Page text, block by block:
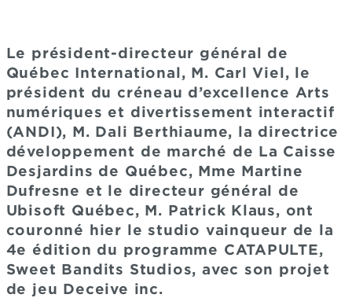
Le président-directeur général de
Québec International, M. Carl Viel, le
président du créneau d’excellence Arts
numériques et divertissement interactif
(ANDI), M. Dali Berthiaume, la directrice
développement de marché de La Caisse
Desjardins de Québec, Mme Martine
Dufresne et le directeur général de
Ubisoft Québec, M. Patrick Klaus, ont
couronné hier le studio vainqueur de la
4e édition du programme CATAPULTE,
Sweet Bandits Studios, avec son projet
de jeu Deceive inc.